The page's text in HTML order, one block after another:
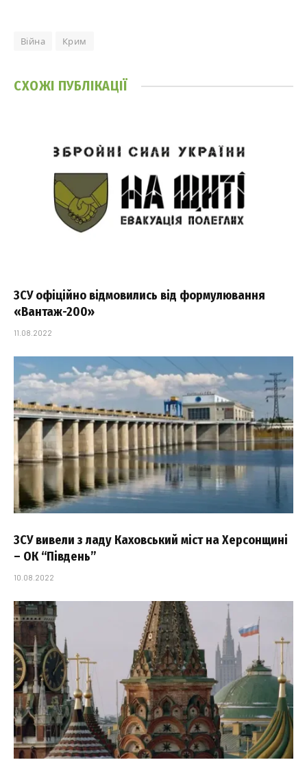
Війна Крим
СХОЖІ ПУБЛІКАЦІЇ
ЗСУ офіційно відмовились від формулювання
«Вантаж-200»
11.08.2022
ЗСУ вивели з ладу Каховський міст на Херсонщині
– ОК “Південь”
10.08.2022